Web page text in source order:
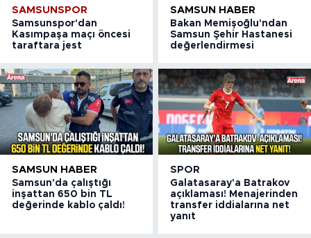
SAMSUNSPOR
Samsunspor'dan
Kasımpaşa maçı öncesi
taraftara jest
SAMSUN HABER
Bakan Memişoğlu'ndan
Samsun Şehir Hastanesi
değerlendirmesi
SAMSUN HABER
Samsun'da çalıştığı
inşattan 650 bin TL
değerinde kablo çaldı!
SPOR
Galatasaray'a Batrakov
açıklaması! Menajerinden
transfer iddialarına net
yanıt